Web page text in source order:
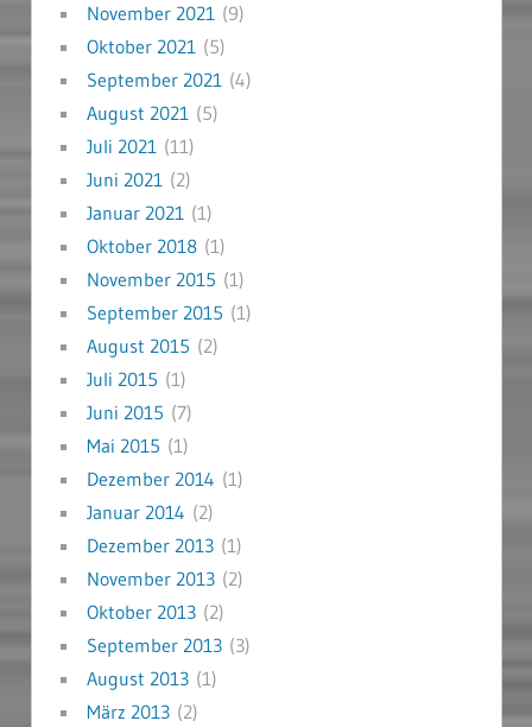
November 2021(9)
Oktober 2021(5)
September 2021(4)
August 2021(5)
Juli 2021(11)
Juni 2021(2)
Januar 2021(1)
Oktober 2018(1)
November 2015 (1)
September 2015 (1)
August 2015 (2)
Juli 2015 (1)
Juni 2015 (7)
Mai 2015 (1)
Dezember 2014 (1)
Januar 2014 (2)
Dezember 2013(1)
November 2013(2)
Oktober 2013(2)
September 2013(3)
August 2013(1)
März 2013(2)